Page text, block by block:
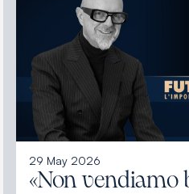
29 May 2026
«Non vendiamo